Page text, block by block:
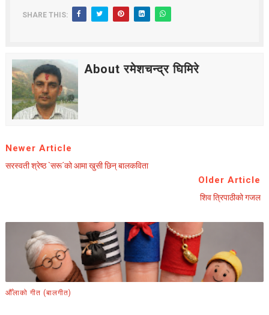
SHARE THIS:
About रमेशचन्द्र घिमिरे
Newer Article
सरस्वती श्रेष्ठ `सरू´को आमा खुसी छिन् बालकविता
Older Article
शिव त्रिपाठीको गजल
औँलाको गीत (बालगीत)